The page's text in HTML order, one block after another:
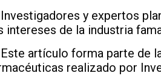
Investigadores y expertos
intereses de la industria
Este artículo forma parte de
realizado por